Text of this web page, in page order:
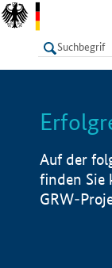
LISTE
Auf der
finden Sie
GRW-